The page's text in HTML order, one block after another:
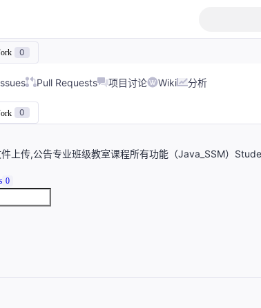
0
Pull Requests 项目讨论 Wiki 分析
0
上传,公告专业班级教室课程所有功能（Java_SSM）
0